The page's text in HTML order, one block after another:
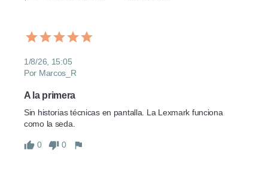
1/8/26, 15:05
Por Marcos_R
A la primera
Sin historias técnicas en pantalla. La Lexmark funciona
como la seda.
0 0